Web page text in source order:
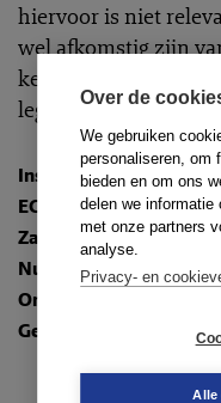
Over de
We gebruiken
personaliseren, om
bieden en om ons
delen we informatie
met onze partners
analyse.
Privacy- en
Alle
hiervoor is niet
wel afkomstig zijn
kernwaarde
legt aan verweerder
Instantie:Hof van
ECLI
Zaaknummer: 200037
Nummer: TR-2020-
Onderwerpen
Gedragsregels
: art.